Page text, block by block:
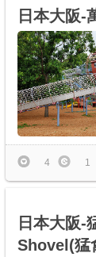
日本大阪-
4 1
日本大阪-
Shovel(猛